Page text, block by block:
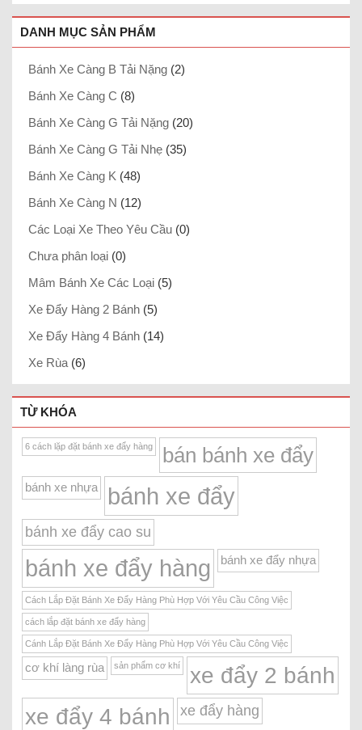
DANH MỤC SẢN PHẨM
Bánh Xe Càng B Tải Nặng (2)
Bánh Xe Càng C (8)
Bánh Xe Càng G Tải Nặng (20)
Bánh Xe Càng G Tải Nhẹ (35)
Bánh Xe Càng K (48)
Bánh Xe Càng N (12)
Các Loại Xe Theo Yêu Cầu (0)
Chưa phân loại (0)
Mâm Bánh Xe Các Loại (5)
Xe Đẩy Hàng 2 Bánh (5)
Xe Đẩy Hàng 4 Bánh (14)
Xe Rùa (6)
TỪ KHÓA
6 cách lặp đặt bánh xe đẩy hàng bán bánh xe đẩy
bánh xe nhựa bánh xe đẩy
bánh xe đẩy cao su
bánh xe đẩy hàng bánh xe đẩy nhựa
Cách Lắp Đặt Bánh Xe Đẩy Hàng Phù Hợp Với Yêu Cầu Công Việc
cách lắp đặt bánh xe đẩy hàng
Cánh Lắp Đặt Bánh Xe Đẩy Hàng Phù Hợp Với Yêu Cầu Công Việc
cơ khí làng rùa sản phẩm cơ khí
xe đẩy 2 bánh
xe đẩy 4 bánh
xe đẩy hàng